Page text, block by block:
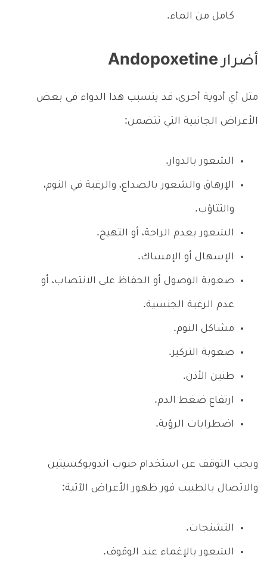
كامل من الماء.
أضرار Andopoxetine
مثل أي أدوية أخرى، قد يتسبب هذا الدواء في بعض
الأعراض الجانبية التي تتضمن:
الشعور بالدوار.
الإرهاق والشعور بالصداع، والرغبة في النوم،
والتثاؤب.
الشعور بعدم الراحة، أو التهيج.
الإسهال أو الإمساك.
صعوبة الوصول أو الحفاظ على الانتصاب، أو
عدم الرغبة الجنسية.
مشاكل النوم.
صعوبة التركيز.
طنين الأذن.
ارتفاع ضغط الدم.
اضطرابات الرؤية.
ويجب التوقف عن استخدام حبوب اندوبوكسيتين
والاتصال بالطبيب فور ظهور الأعراض الآتية:
التشنجات.
الشعور بالإغماء عند الوقوف.